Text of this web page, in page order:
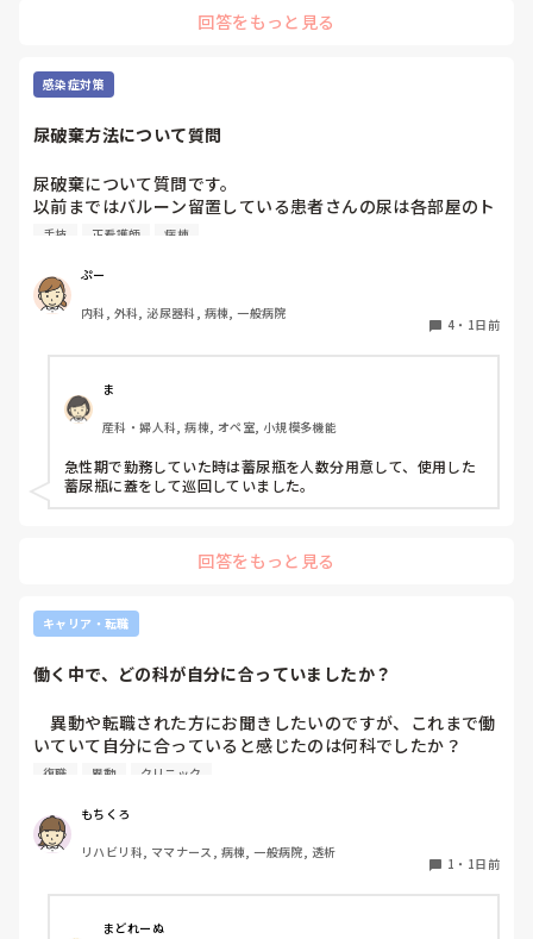
的に照らして振り返ることで、重要度を判断する力が少しずつ
要な内容を選べるよう支援するとよいと思います。
回答をもっと見る
感染症対策
尿破棄方法について質問
尿破棄について質問です。
以前まではバルーン留置している患者さんの尿は各部屋のト
イレに破棄する形でしたが、感染予防上汚物処理室でのみ破
物処理室に持っていくという非効率な方法になってます。尿
破棄人数は10人近くになるので病室と汚物処理室を10往復
する形に。結果尿破棄に時間がかかってます。
ットしワゴン下段に乗せて破棄していき最後まとめて汚物処
理室で破棄してたのでその方法はダメなのか？と疑問抱いて
ます。もちろん汚物見えないようワゴンにカバーする等対策
して。
皆さんの病棟ではどのような方法取られてますか？
手技 正看護師 病棟
ぷー
内科, 外科, 泌尿器科, 病棟, 一般病院
4 ・ 1日前
ま
産科・婦人科, 病棟, オペ室, 小規模多機能
急性期で勤務していた時は蓄尿瓶を人数分用意して、使用した
蓄尿瓶に蓋をして巡回していました。
回答をもっと見る
キャリア・転職
働く中で、どの科が自分に合っていましたか？
異動や転職された方にお聞きしたいのですが、これまで働
いていて自分に合っていると感じたのは何科でしたか？
また、どんなところが合っていると感じましたか？
私はこれまで脳神経外科、リハビリ科、透析室と経験しまし
たが、どこもしっくり来なくて悩んでいます…。次回の転職
の参考にさせていただきたいです😭
復職 異動 クリニック
もちくろ
リハビリ科, ママナース, 病棟, 一般病院, 透析
1 ・ 1日前
まどれーぬ